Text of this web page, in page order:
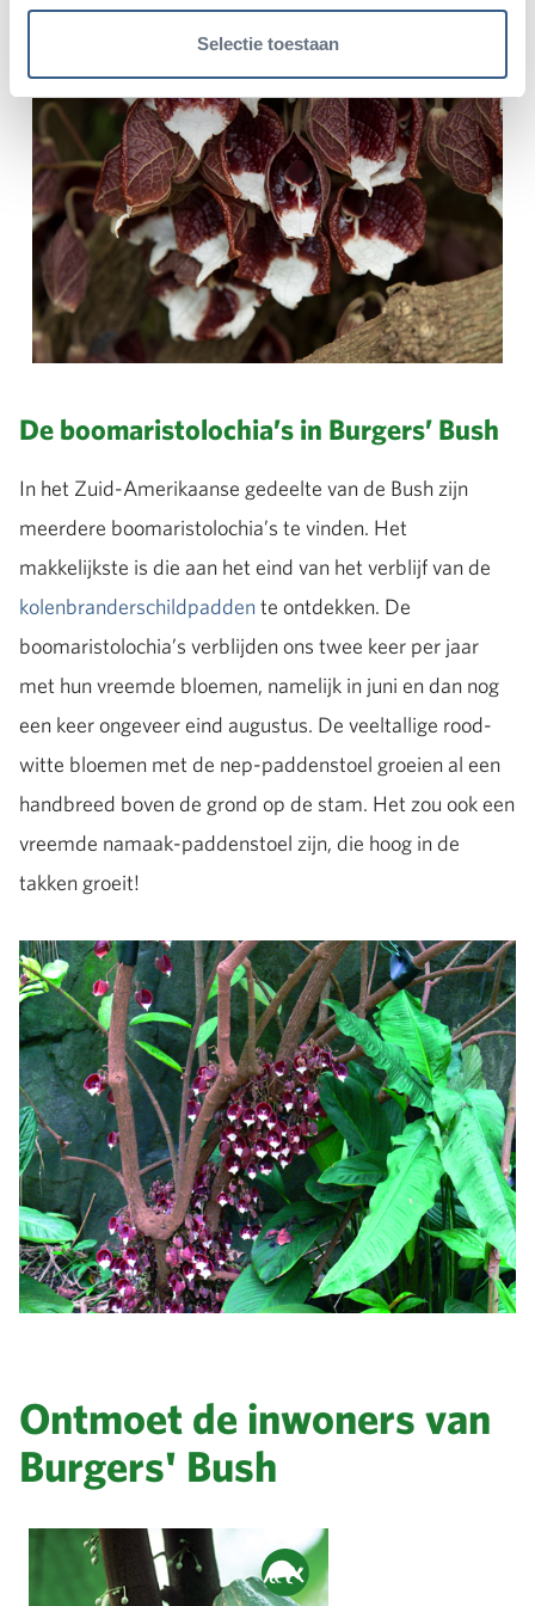
Selectie toestaan
De boomaristolochia’s in Burgers’ Bush
In het Zuid-Amerikaanse gedeelte van de Bush zijn
meerdere boomaristolochia’s te vinden. Het
makkelijkste is die aan het eind van het verblijf van de
kolenbranderschildpadden te ontdekken. De
boomaristolochia’s verblijden ons twee keer per jaar
met hun vreemde bloemen, namelijk in juni en dan nog
een keer ongeveer eind augustus. De veeltallige rood-
witte bloemen met de nep-paddenstoel groeien al een
handbreed boven de grond op de stam. Het zou ook een
vreemde namaak-paddenstoel zijn, die hoog in de
takken groeit!
Ontmoet de inwoners van
Burgers' Bush